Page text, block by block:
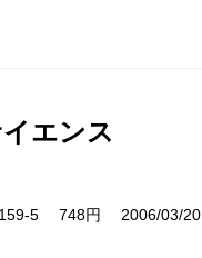
エンス
5 748円 2006/03/20